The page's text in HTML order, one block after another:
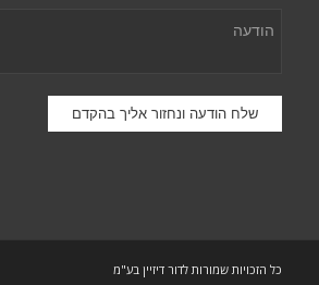
כל הזכויות שמורות לדור דיזיין בע"מ